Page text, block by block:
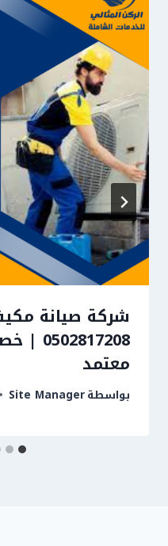
شركة صيانة
معتمد
بواسطةSite Manager